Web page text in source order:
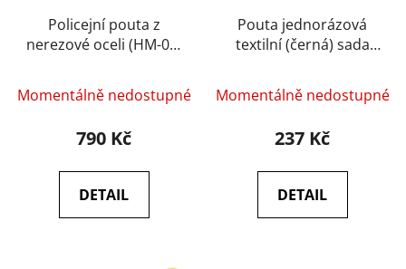
ů
Policejní pouta z
nerezové oceli (HM-01)
Momentálně nedostupné
790 Kč
DETAIL
Pouta jednorázová
textilní (černá) sada
Momentálně nedostupné
237 Kč
DETAIL